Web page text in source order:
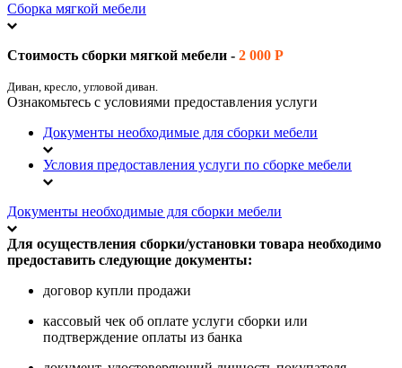
Сборка мягкой мебели
Стоимость сборки мягкой мебели - 2 000 Р
Диван, кресло, угловой диван.
Ознакомьтесь с условиями предоставления услуги
Документы необходимые для сборки мебели
Условия предоставления услуги по сборке мебели
Документы необходимые для сборки мебели
Для осуществления сборки/установки товара необходимо
предоставить следующие документы:
договор купли продажи
кассовый чек об оплате услуги сборки или
подтверждение оплаты из банка